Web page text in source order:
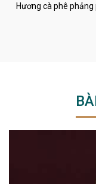
Hương cà phê